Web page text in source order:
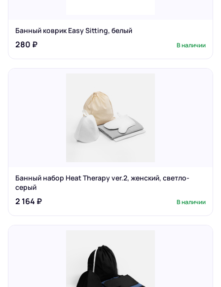
Банный коврик Easy Sitting, белый
280 ₽ В наличии
Банный набор Heat Therapy ver.2, женский, светло-
серый
2 164 ₽ В наличии